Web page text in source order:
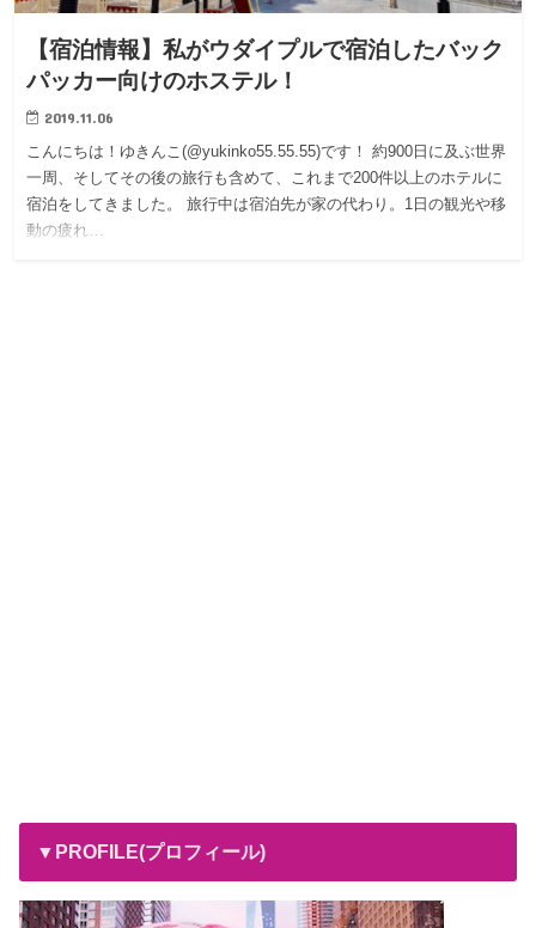
【宿泊情報】私がウダイプルで宿泊したバック
パッカー向けのホステル！
2019.11.06
こんにちは！ゆきんこ(@yukinko55.55.55)です！ 約900日に及ぶ世界
一周、そしてその後の旅行も含めて、これまで200件以上のホテルに
宿泊をしてきました。 旅行中は宿泊先が家の代わり。1日の観光や移
動の疲れ…
▼PROFILE(プロフィール)